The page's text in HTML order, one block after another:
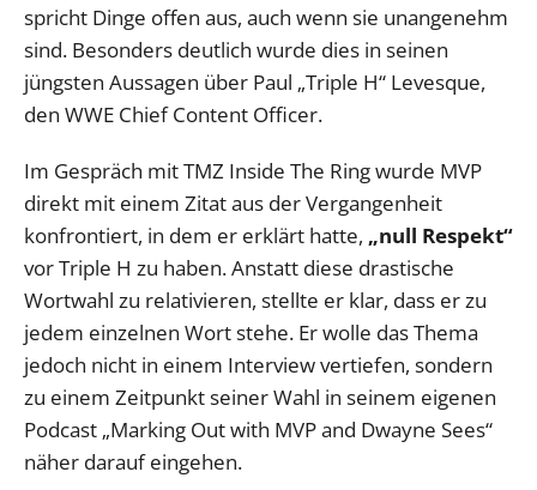
spricht Dinge offen aus, auch wenn sie unangenehm
sind. Besonders deutlich wurde dies in seinen
jüngsten Aussagen über Paul „Triple H“ Levesque,
den WWE Chief Content Officer.
Im Gespräch mit TMZ Inside The Ring wurde MVP
direkt mit einem Zitat aus der Vergangenheit
konfrontiert, in dem er erklärt hatte, „null Respekt“
vor Triple H zu haben. Anstatt diese drastische
Wortwahl zu relativieren, stellte er klar, dass er zu
jedem einzelnen Wort stehe. Er wolle das Thema
jedoch nicht in einem Interview vertiefen, sondern
zu einem Zeitpunkt seiner Wahl in seinem eigenen
Podcast „Marking Out with MVP and Dwayne Sees“
näher darauf eingehen.